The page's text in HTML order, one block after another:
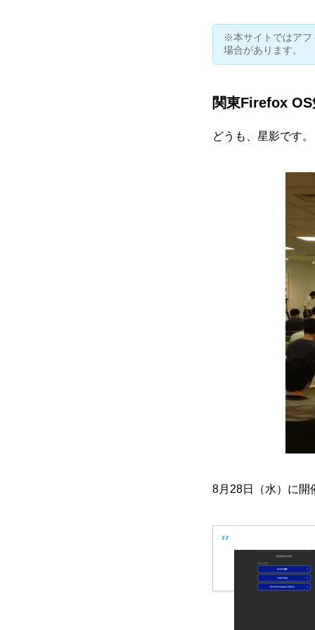
※本サイトではアフ
場合があります。
関東Firefox
どうも、 星影です。
8月28日（水）に開